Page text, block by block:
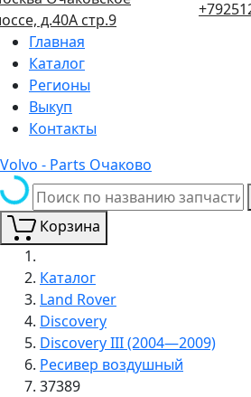
д.40А стр.9
Главная
Каталог
Регионы
Выкуп
Контакты
Volvo - Parts Очаково
Корзина
Каталог
Land Rover
Discovery
Discovery III (2004—2009)
Ресивер воздушный
37389